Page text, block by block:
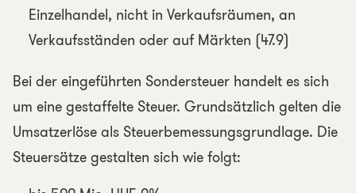
Einzelhandel, nicht in Verkaufsräumen, an
Verkaufsständen oder auf Märkten (47.9)
Bei der eingeführten Sondersteuer handelt es sich
um eine gestaffelte Steuer. Grundsätzlich gelten die
Umsatzerlöse als Steuerbemessungsgrundlage. Die
Steuersätze gestalten sich wie folgt: